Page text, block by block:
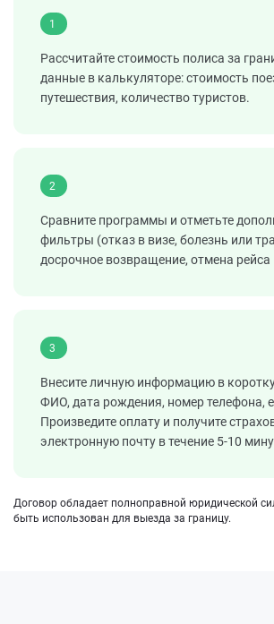
1
Рассчитайте стоимость полиса за
данные в калькуляторе: стоимость
путешествия, количество туристов.
2
Сравните программы и отметьте
фильтры (отказ в визе, болезнь или
досрочное возвращение, отмена рейса
3
Внесите личную информацию в
ФИО, дата рождения, номер телефона,
Произведите оплату и получите
электронную почту в течение 5-10
Договор обладает полноправной юридической
быть использован для выезда за границу.